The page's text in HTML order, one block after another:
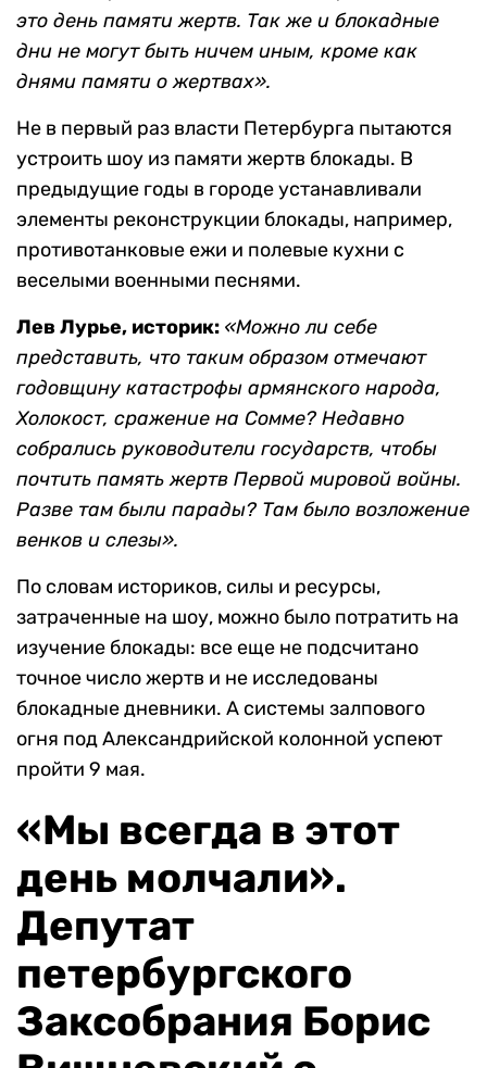
это день памяти жертв. Так же и блокадные
дни не могут быть ничем иным, кроме как
днями памяти о жертвах».
Не в первый раз власти Петербурга пытаются
устроить шоу из памяти жертв блокады. В
предыдущие годы в городе устанавливали
элементы реконструкции блокады, например,
противотанковые ежи и полевые кухни с
веселыми военными песнями.
Лев Лурье, историк: «Можно ли себе
представить, что таким образом отмечают
годовщину катастрофы армянского народа,
Холокост, сражение на Сомме? Недавно
собрались руководители государств, чтобы
почтить память жертв Первой мировой войны.
Разве там были парады? Там было возложение
венков и слезы».
По словам историков, силы и ресурсы,
затраченные на шоу, можно было потратить на
изучение блокады: все еще не подсчитано
точное число жертв и не исследованы
блокадные дневники. А системы залпового
огня под Александрийской колонной успеют
пройти 9 мая.
«Мы всегда в этот
день молчали».
Депутат
петербургского
Заксобрания Борис